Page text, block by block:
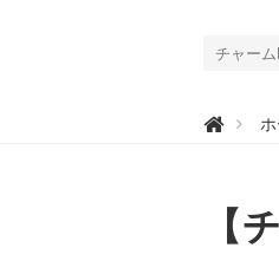
チ
O
N
【